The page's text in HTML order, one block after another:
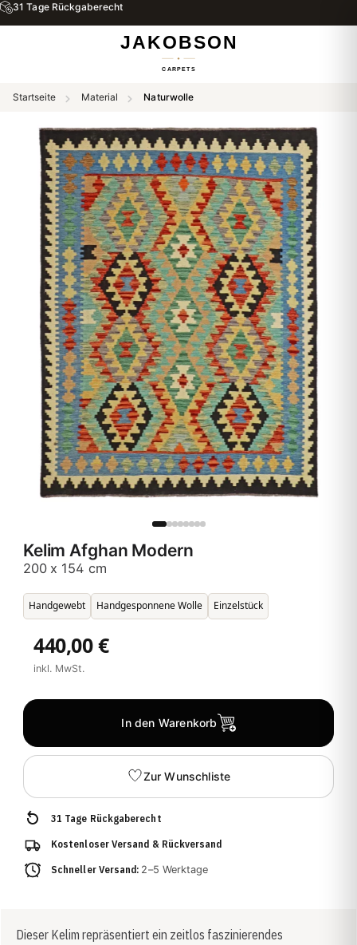
31 Tage Rückgaberecht
Startseite Material Naturwolle
Kelim Afghan Modern
200 x 154 cm
Handgewebt Handgesponnene Wolle Einzelstück
440,00 €
inkl. MwSt.
In den Warenkorb
Zur Wunschliste
31 Tage Rückgaberecht
Kostenloser Versand & Rückversand
Schneller Versand: 2–5 Werktage
Dieser Kelim repräsentiert ein zeitlos faszinierendes